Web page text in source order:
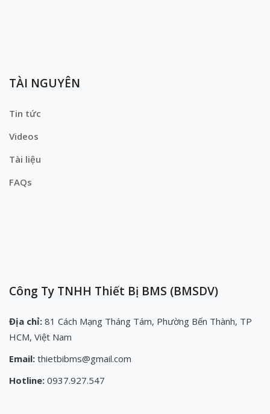
TÀI NGUYÊN
Tin tức
Videos
Tài liệu
FAQs
Công Ty TNHH Thiết Bị BMS (BMSDV)
Địa chỉ: 81 Cách Mạng Tháng Tám, Phường Bến Thành, TP
HCM, Việt Nam
Email: thietbibms@gmail.com
Hotline: 0937.927.547